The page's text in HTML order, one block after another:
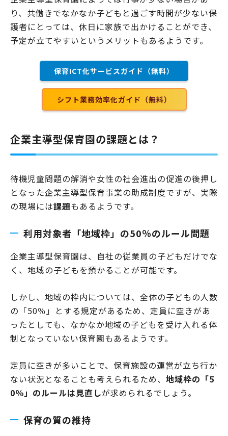
り、共働きでなかなか子どもと過ごす時間が少ない保
護者にとっては、休日に家族で出かけることができ、
予定が立てやすいというメリットもあるようです。
保育ICT化サービスガイド（無料）
シフト業務効率化ガイド（無料）
企業主導型保育園の課題とは？
待機児童問題の解消や女性の社会進出の促進の後押し
となった企業主導型保育事業の助成制度ですが、実際
の現場には課題もあるようです。
利用対象者「地域枠」の50％のルール問題
企業主導型保育園は、自社の従業員の子どもだけでな
く、地域の子どもを預かることが可能です。
しかし、地域の枠内については、全体の子どもの人数
の「50％」とする規定があるため、定員に空きがあ
ったとしても、なかなか地域の子どもを受け入れる体
制となっていない保育園もあるようです。
定員に空きが多いことで、保育施設の運営が立ち行か
ない状況となることも考えられるため、 地域枠の「5
0％」のルールは見直しが求められるでしょう。
保育の質の維持